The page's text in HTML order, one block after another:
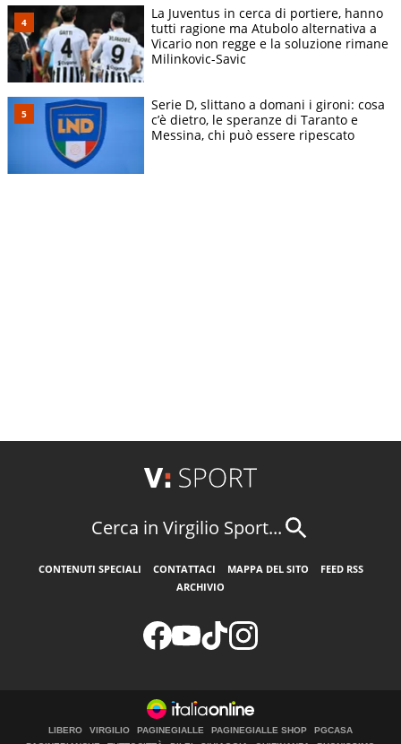
La Juventus in cerca di portiere, hanno
tutti ragione ma Atubolo alternativa a
Vicario non regge e la soluzione rimane
Milinkovic-Savic
Serie D, slittano a domani i gironi: cosa
c’è dietro, le speranze di Taranto e
Messina, chi può essere ripescato
Cerca in Virgilio Sport...
CONTENUTI SPECIALI CONTATTACI MAPPA DEL SITO
FEED RSS
ARCHIVIO
LIBERO VIRGILIO PAGINEGIALLE PAGINEGIALLE SHOP
PGCASA